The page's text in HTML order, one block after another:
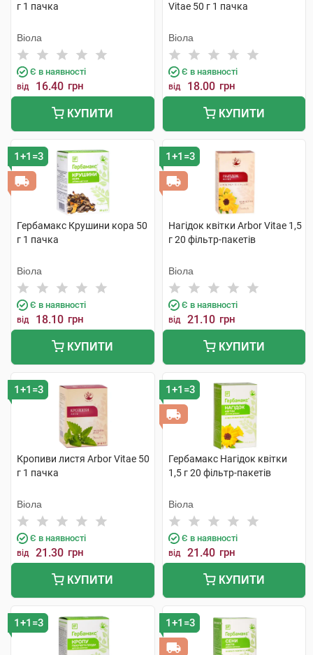
г 1 пачка
Віола
Є в наявності
від 16.40 грн
КУПИТИ
Vitae 50 г 1 пачка
Віола
Є в наявності
від 18.00 грн
КУПИТИ
1+1=3
Гербамакс Крушини кора 50
г 1 пачка
Віола
Є в наявності
від 18.10 грн
КУПИТИ
1+1=3
Нагідок квітки Arbor Vitae 1,5
г 20 фільтр-пакетів
Віола
Є в наявності
від 21.10 грн
КУПИТИ
1+1=3
Кропиви листя Arbor Vitae 50
г 1 пачка
Віола
Є в наявності
від 21.30 грн
КУПИТИ
1+1=3
Гербамакс Нагідок квітки
1,5 г 20 фільтр-пакетів
Віола
Є в наявності
від 21.40 грн
КУПИТИ
1+1=3 1+1=3